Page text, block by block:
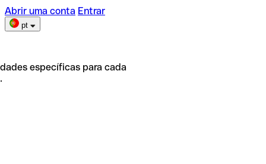
Abrir uma conta Entrar
pt
específicas para cada